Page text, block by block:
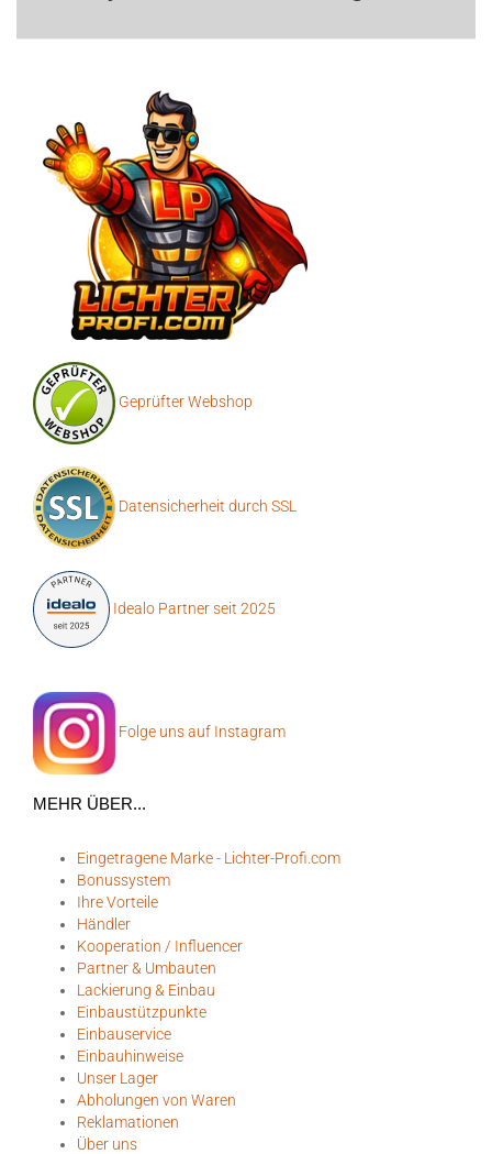
Geprüfter Webshop
Datensicherheit durch SSL
Idealo Partner seit 2025
Folge uns auf Instagram
MEHR ÜBER...
Eingetragene Marke - Lichter-Profi.com
Bonussystem
Ihre Vorteile
Händler
Kooperation / Influencer
Partner & Umbauten
Lackierung & Einbau
Einbaustützpunkte
Einbauservice
Einbauhinweise
Unser Lager
Abholungen von Waren
Reklamationen
Über uns